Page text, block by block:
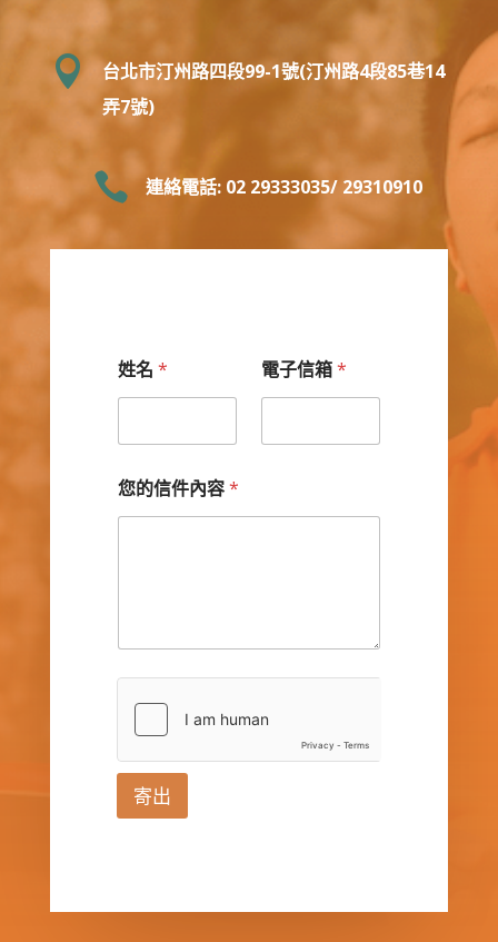

台北市汀州路四段99-1號(汀州路4段85巷14
弄7號)
 連絡電話: 02 29333035/ 29310910
姓名 * 電子信箱*
您的信件內容*
寄出